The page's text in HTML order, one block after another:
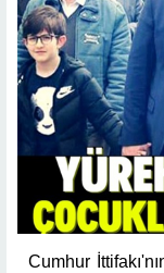
Cumhur